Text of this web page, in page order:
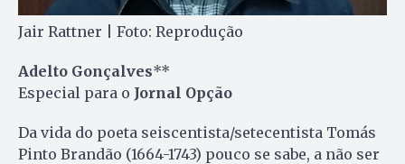
Jair Rattner | Foto: Reprodução
Adelto Gonçalves**
Especial para o Jornal Opção
Da vida do poeta seiscentista/setecentista Tomás
Pinto Brandão (1664-1743) pouco se sabe, a não ser